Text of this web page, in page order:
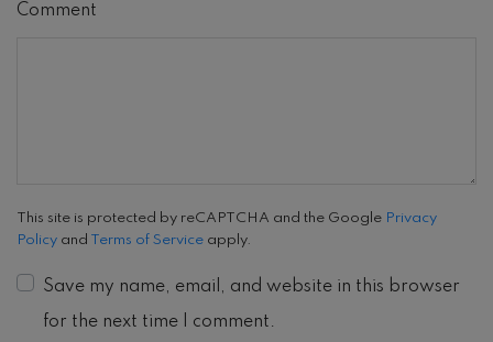
Comment
This site is protected by reCAPTCHA and the Google Privacy
Policy and Terms of Service apply.
Save my name, email, and website in this browser
for the next time I comment.